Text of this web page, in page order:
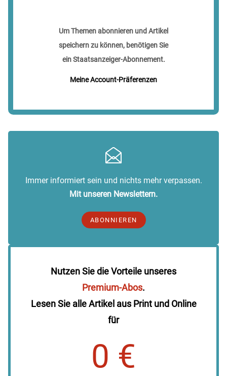
Um Themen abonnieren und Artikel
speichern zu können, benötigen Sie
ein Staatsanzeiger-Abonnement.
Meine Account-Präferenzen
Immer informiert sein und nichts mehr verpassen.
Mit unseren Newslettern.
ABONNIEREN
Nutzen Sie die Vorteile unseres
Premium-Abos.
Lesen Sie alle Artikel aus Print und Online
für
0 €